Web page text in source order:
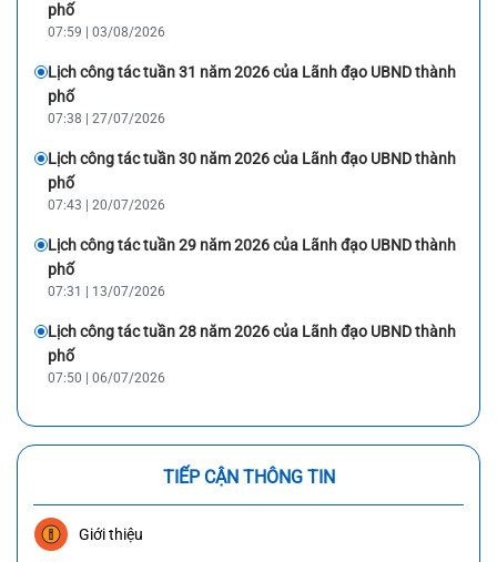
phố
07:59 | 03/08/2026
Lịch công tác tuần 31 năm 2026 của Lãnh đạo UBND thành
phố
07:38 | 27/07/2026
Lịch công tác tuần 30 năm 2026 của Lãnh đạo UBND thành
phố
07:43 | 20/07/2026
Lịch công tác tuần 29 năm 2026 của Lãnh đạo UBND thành
phố
07:31 | 13/07/2026
Lịch công tác tuần 28 năm 2026 của Lãnh đạo UBND thành
phố
07:50 | 06/07/2026
TIẾP CẬN THÔNG TIN
Giới thiệu